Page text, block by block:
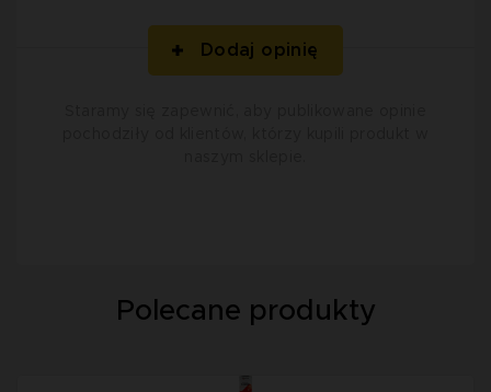
Dodaj opinię
Polecane produkty